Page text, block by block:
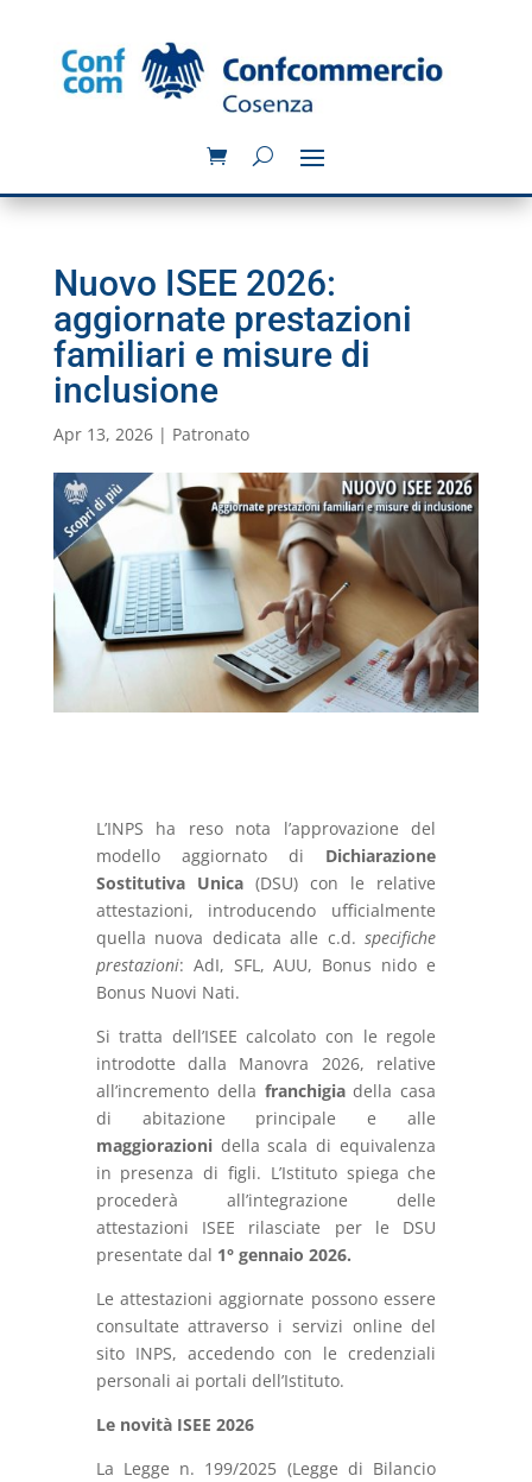
Nuovo ISEE 2026:
aggiornate prestazioni
familiari e misure di
inclusione
Apr 13, 2026| Patronato
L’INPS ha reso nota l’approvazione del
modello aggiornato di Dichiarazione
Sostitutiva Unica(DSU) con le relative
attestazioni, introducendo ufficialmente
quella nuova dedicata alle c.d.specifiche
prestazioni: AdI, SFL, AUU, Bonus nido e
Bonus Nuovi Nati.
Si tratta dell’ISEE calcolato con le regole
introdotte dalla Manovra 2026, relative
all’incremento della franchigiadella casa
di abitazione principale e alle
maggiorazionidella scala di equivalenza
in presenza di figli. L’Istituto spiega che
procederà all’integrazione delle
attestazioni ISEE rilasciate per le DSU
presentate dal 1° gennaio 2026.
Le attestazioni aggiornate possono essere
consultate attraverso i servizi online del
sito INPS, accedendo con le credenziali
personali ai portali dell’Istituto.
Le novità ISEE 2026
La Legge n. 199/2025 (Legge di Bilancio